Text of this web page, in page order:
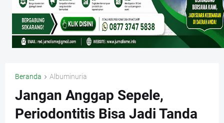
Beranda Albuminuria
Jangan Anggap Sepele,
Periodontitis Bisa Jadi Tanda